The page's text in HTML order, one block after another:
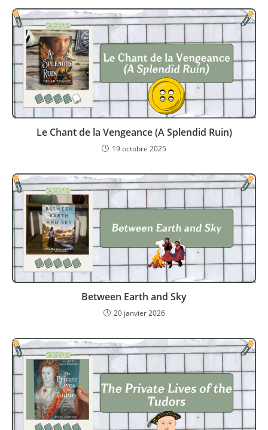
Le Chant de la Vengeance (A Splendid Ruin)
19 octobre 2025
Between Earth and Sky
20 janvier 2026